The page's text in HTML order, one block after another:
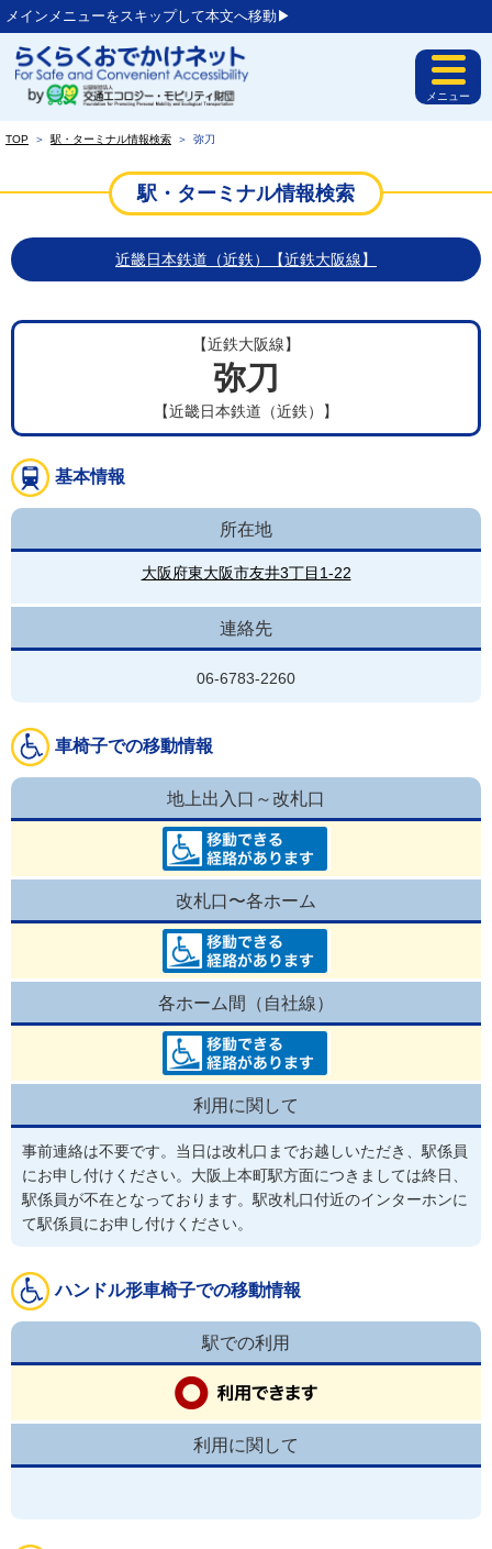
メインメニューをスキップして本文へ移動▶︎
メニュー
TOP ＞ 駅・ターミナル情報検索 ＞ 弥刀
駅・ターミナル情報検索
近畿日本鉄道（近鉄）【近鉄大阪線】
【近鉄大阪線】
弥刀
【近畿日本鉄道（近鉄）】
基本情報
所在地
大阪府東大阪市友井3丁目1-22
連絡先
06-6783-2260
車椅子での移動情報
地上出入口～改札口
改札口〜各ホーム
各ホーム間（自社線）
利用に関して
事前連絡は不要です。当日は改札口までお越しいただき、駅係員
にお申し付けください。大阪上本町駅方面につきましては終日、
駅係員が不在となっております。駅改札口付近のインターホンに
て駅係員にお申し付けください。
ハンドル形車椅子での移動情報
駅での利用
利用に関して